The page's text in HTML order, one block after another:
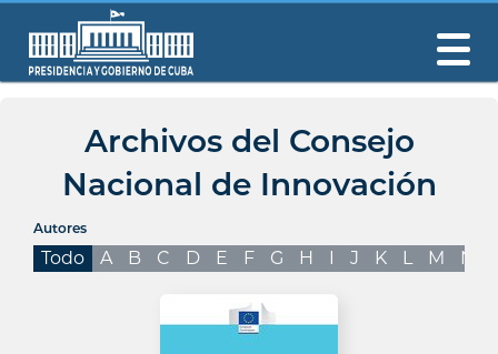
Archivos del Consejo
Nacional de Innovación
Autores
Todo A B C D E F G H I J K L M N